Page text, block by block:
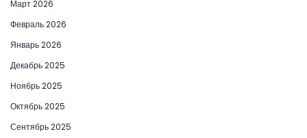
Март 2026
Февраль 2026
Январь 2026
Декабрь 2025
Ноябрь 2025
Октябрь 2025
Сентябрь 2025